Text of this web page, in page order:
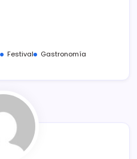
Festival Gastronomía